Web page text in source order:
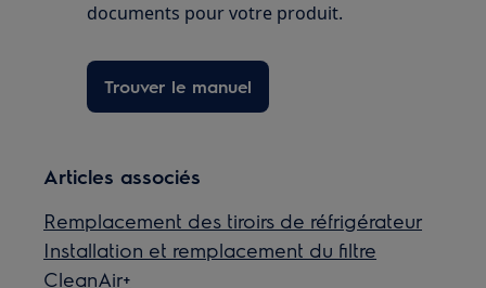
documents pour votre produit.
Trouver le manuel
Articles associés
Remplacement des tiroirs de réfrigérateur
Installation et remplacement du filtre
CleanAir+